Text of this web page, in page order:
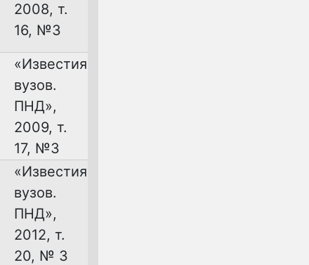
2008, т.
16, №3
«Известия
вузов.
ПНД»,
2009, т.
17, №3
«Известия
вузов.
ПНД»,
2012, т.
20, № 3